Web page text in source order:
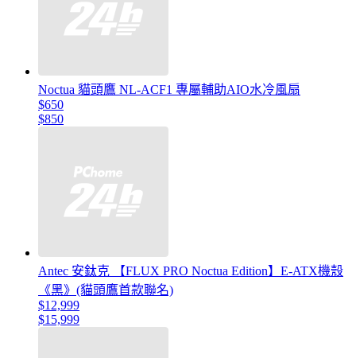
Noctua 貓頭鷹 NL-ACF1 專屬輔助AIO水冷風扇
$650
$850
Antec 安鈦克 【FLUX PRO Noctua Edition】E-ATX機殼
《黑》(貓頭鷹首款聯名)
$12,999
$15,999